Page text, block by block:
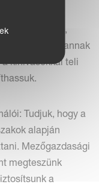
arra is,
tesznek annak
kihívásokkal teli
Tudjuk, hogy a
alapján
Mezőgazdasági
megteszünk
a